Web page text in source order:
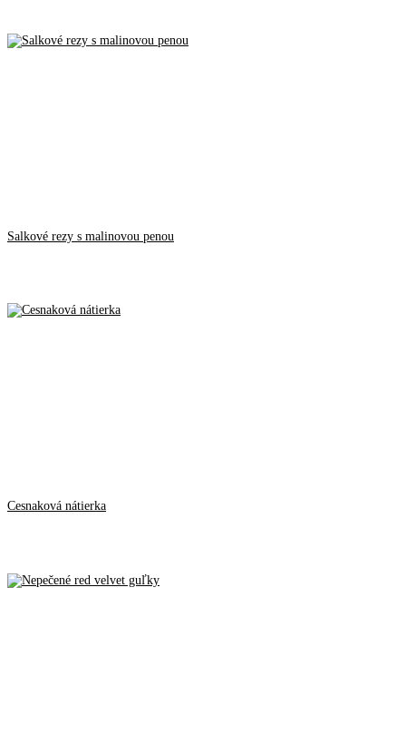
Salkové rezy s malinovou penou
Cesnaková nátierka